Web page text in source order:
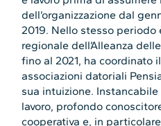
dell’organizzazione dal
2019. Nello stesso
regionale dell’Alleanza
fino al 2021, ha coordinato
associazioni datoriali
sua intuizione.
lavoro, profondo
cooperativa e, in